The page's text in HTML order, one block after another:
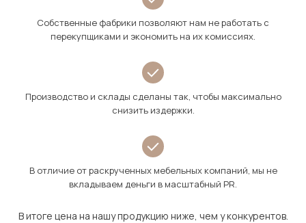
Собственные фабрики позволяют нам не работать с
перекупщиками и экономить на их комиссиях.
Производство и склады сделаны так, чтобы максимально
снизить издержки.
В отличие от раскрученных мебельных компаний, мы не
вкладываем деньги в масштабный PR.
В итоге цена на нашу продукцию ниже, чем у конкурентов.